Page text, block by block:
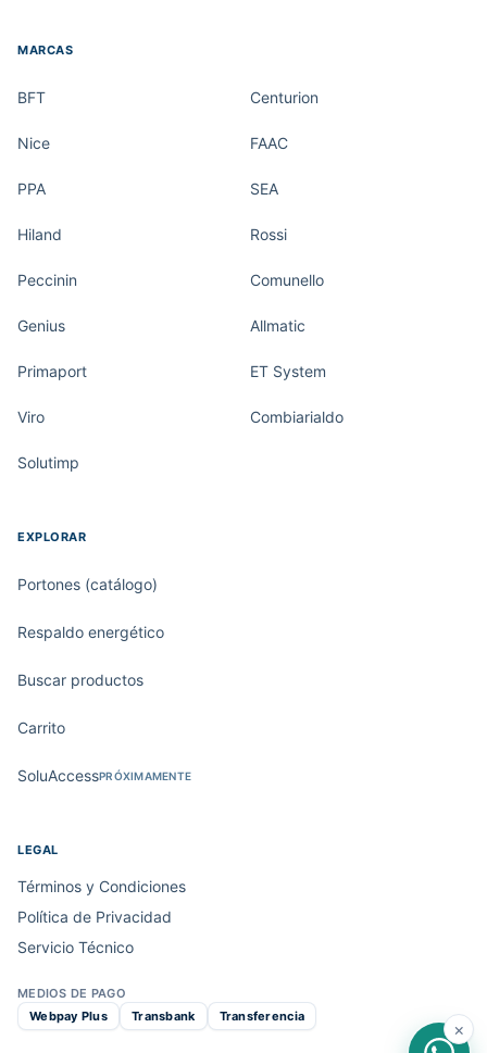
MARCAS
BFT Centurion
Nice FAAC
PPA SEA
Hiland Rossi
Peccinin Comunello
Genius Allmatic
Primaport ET System
Viro Combiarialdo
Solutimp
EXPLORAR
Portones (catálogo)
Respaldo energético
Buscar productos
Carrito
SoluAccessPRÓXIMAMENTE
LEGAL
Términos y Condiciones
Política de Privacidad
Servicio Técnico
MEDIOS DE PAGO
Webpay Plus
Transbank Transferencia
×